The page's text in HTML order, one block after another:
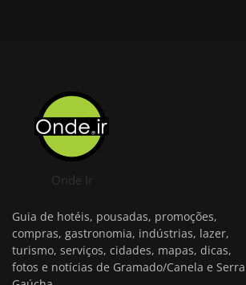
Onde Ir
Guia de hotéis, pousadas, promoções,
compras, gastronomia, indústrias, lazer,
turismo, serviços, cidades, mapas, dicas,
fotos e notícias de Gramado/Canela e Serra